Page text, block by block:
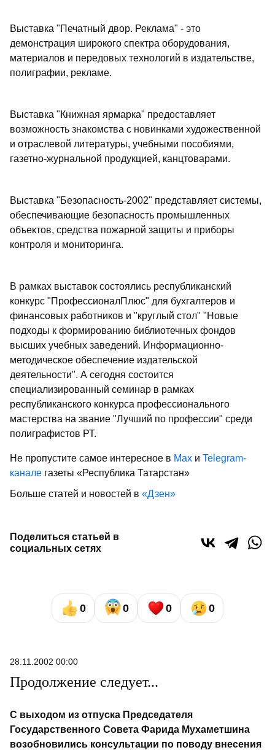
Выставка "Печатный двор. Реклама" - это
демонстрация широкого спектра оборудования,
материалов и передовых технологий в издательстве,
полиграфии, рекламе.
Выставка "Книжная ярмарка" предоставляет
возможность знакомства с новинками художественной
и отраслевой литературы, учебными пособиями,
газетно-журнальной продукцией, канцтоварами.
Выставка "Безопасность-2002" представляет системы,
обеспечивающие безопасность промышленных
объектов, средства пожарной защиты и приборы
контроля и мониторинга.
В рамках выставок состоялись республиканский
конкурс "ПрофессионалПлюс" для бухгалтеров и
финансовых работников и "круглый стол" "Новые
подходы к формированию библиотечных фондов
высших учебных заведений. Информационно-
методическое обеспечение издательской
деятельности". А сегодня состоится
специализированный семинар в рамках
республиканского конкурса профессионального
мастерства на звание "Лучший по профессии" среди
полиграфистов РТ.
Не пропустите самое интересное в Max и Telegram-
канале газеты «Республика Татарстан»
Больше статей и новостей в «Дзен»
Поделиться статьей в
социальных сетях
0 0 0 0
28.11.2002 00:00
Продолжение следует...
С выходом из отпуска Председателя
Государственного Совета Фарида Мухаметшина
возобновились консультации по поводу внесения